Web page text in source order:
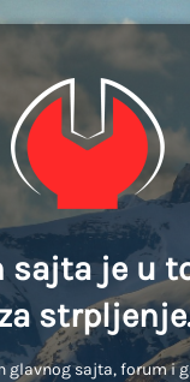
sajta je u
glavnog sajta, forum i